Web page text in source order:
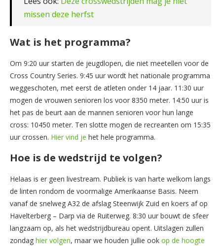
missen deze herfst
Wat is het programma?
Om 9:20 uur starten de jeugdlopen, die niet meetellen voor de
Cross Country Series. 9:45 uur wordt het nationale programma
weggeschoten, met eerst de atleten onder 14 jaar. 11:30 uur
mogen de vrouwen senioren los voor 8350 meter. 14:50 uur is
het pas de beurt aan de mannen senioren voor hun lange
cross: 10450 meter. Ten slotte mogen de recreanten om 15:35
uur crossen. Hier vind je het hele programma.
Hoe is de wedstrijd te volgen?
Helaas is er geen livestream. Publiek is van harte welkom langs
de linten rondom de voormalige Amerikaanse Basis. Neem
vanaf de snelweg A32 de afslag Steenwijk Zuid en koers af op
Havelterberg – Darp via de Ruiterweg. 8:30 uur bouwt de sfeer
langzaam op, als het wedstrijdbureau opent. Uitslagen zullen
zondag hier volgen, maar we houden jullie ook op de hoogte